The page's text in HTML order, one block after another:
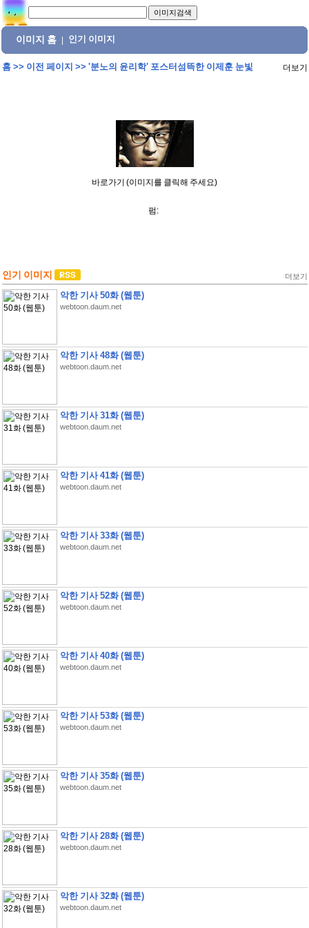
이미지 홈 인기 이미지
홈>> 이전 페이지 >> '분노의 윤리학' 포스터섬뜩한 이제훈 눈빛 더보기
바로가기 (이미지를 클릭해 주세요)
펌:
인기 이미지 더보기
악한 기사 50화 (웹툰)
webtoon.daum.net
악한 기사 48화 (웹툰)
webtoon.daum.net
악한 기사 31화 (웹툰)
webtoon.daum.net
악한 기사 41화 (웹툰)
webtoon.daum.net
악한 기사 33화 (웹툰)
webtoon.daum.net
악한 기사 52화 (웹툰)
webtoon.daum.net
악한 기사 40화 (웹툰)
webtoon.daum.net
악한 기사 53화 (웹툰)
webtoon.daum.net
악한 기사 35화 (웹툰)
webtoon.daum.net
악한 기사 28화 (웹툰)
webtoon.daum.net
악한 기사 32화 (웹툰)
webtoon.daum.net